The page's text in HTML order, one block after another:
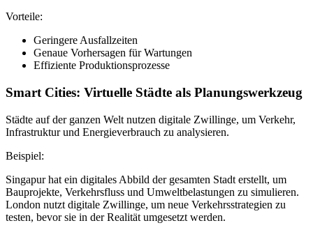
Vorteile:
Geringere Ausfallzeiten
Genaue Vorhersagen für Wartungen
Effiziente Produktionsprozesse
Smart Cities: Virtuelle Städte als Planungswerkzeug
Städte auf der ganzen Welt nutzen digitale Zwillinge, um Verkehr,
Infrastruktur und Energieverbrauch zu analysieren.
Beispiel:
Singapur hat ein digitales Abbild der gesamten Stadt erstellt, um
Bauprojekte, Verkehrsfluss und Umweltbelastungen zu simulieren.
London nutzt digitale Zwillinge, um neue Verkehrsstrategien zu
testen, bevor sie in der Realität umgesetzt werden.